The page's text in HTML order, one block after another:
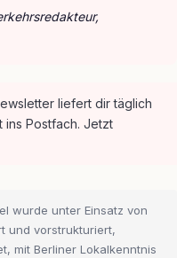
liefert dir täglich
ins Postfach. Jetzt
wurde unter Einsatz von
und vorstrukturiert,
mit Berliner Lokalkenntnis